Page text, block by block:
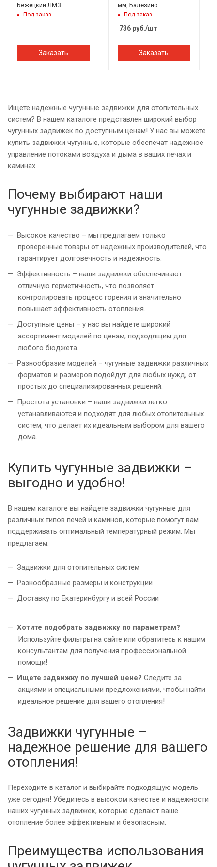
Бежецкий ЛМЗ
Под заказ
Заказать
мм, Балезино
Под заказ
736руб./шт
Заказать
Ищете надежные чугунные задвижки для отопительных
систем? В нашем каталоге представлен широкий выбор
чугунных задвижек по доступным ценам! У нас вы можете
купить задвижки чугунные, которые обеспечат надежное
управление потоками воздуха и дыма в ваших печах и
каминах.
Почему выбирают наши
чугунные задвижки?
Высокое качество – мы предлагаем только
проверенные товары от надежных производителей, что
гарантирует долговечность и надежность.
Эффективность – наши задвижки обеспечивают
отличную герметичность, что позволяет
контролировать процесс горения и значительно
повышает эффективность отопления.
Доступные цены – у нас вы найдете широкий
ассортимент моделей по ценам, подходящим для
любого бюджета.
Разнообразие моделей – чугунные задвижки различных
форматов и размеров подойдут для любых нужд, от
простых до специализированных решений.
Простота установки – наши задвижки легко
устанавливаются и подходят для любых отопительных
систем, что делает их идеальным выбором для вашего
дома.
Купить чугунные задвижки –
выгодно и удобно!
В нашем каталоге вы найдете задвижки чугунные для
различных типов печей и каминов, которые помогут вам
поддерживать оптимальный температурный режим. Мы
предлагаем:
Задвижки для отопительных систем
Разнообразные размеры и конструкции
Доставку по Екатеринбургу и всей России
Хотите подобрать задвижку по параметрам?
Используйте фильтры на сайте или обратитесь к нашим
консультантам для получения профессиональной
помощи!
Ищете задвижку по лучшей цене? Следите за
акциями и специальными предложениями, чтобы найти
идеальное решение для вашего отопления!
Задвижки чугунные –
надежное решение для вашего
отопления!
Переходите в каталог и выбирайте подходящую модель
уже сегодня! Убедитесь в высоком качестве и надежности
наших чугунных задвижек, которые сделают ваше
отопление более эффективным и безопасным.
Преимущества использования